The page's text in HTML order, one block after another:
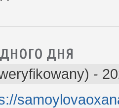
дня
-